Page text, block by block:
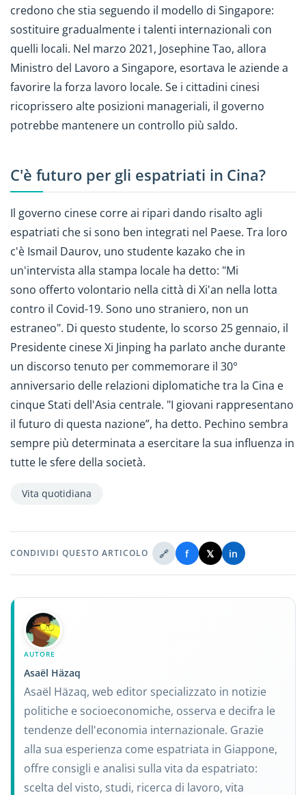
credono che stia seguendo il modello di Singapore:
sostituire gradualmente i talenti internazionali con
quelli locali. Nel marzo 2021, Josephine Tao, allora
Ministro del Lavoro a Singapore, esortava le aziende a
favorire la forza lavoro locale. Se i cittadini cinesi
ricoprissero alte posizioni manageriali, il governo
potrebbe mantenere un controllo più saldo.
C'è futuro per gli espatriati in Cina?
Il governo cinese corre ai ripari dando risalto agli
espatriati che si sono ben integrati nel Paese. Tra loro
c'è Ismail Daurov, uno studente kazako che in
un'intervista alla stampa locale ha detto: "Mi
sono offerto volontario nella città di Xi'an nella lotta
contro il Covid-19. Sono uno straniero, non un
estraneo". Di questo studente, lo scorso 25 gennaio, il
Presidente cinese Xi Jinping ha parlato anche durante
un discorso tenuto per commemorare il 30°
anniversario delle relazioni diplomatiche tra la Cina e
cinque Stati dell'Asia centrale. "I giovani rappresentano
il futuro di questa nazione”, ha detto. Pechino sembra
sempre più determinata a esercitare la sua influenza in
tutte le sfere della società.
Vita quotidiana
CONDIVIDI QUESTO ARTICOLO 🔗 f 𝕏 in
AUTORE
Asaël Häzaq
Asaël Häzaq, web editor specializzato in notizie
politiche e socioeconomiche, osserva e decifra le
tendenze dell'economia internazionale. Grazie
alla sua esperienza come espatriata in Giappone,
offre consigli e analisi sulla vita da espatriato:
scelta del visto, studi, ricerca di lavoro, vita